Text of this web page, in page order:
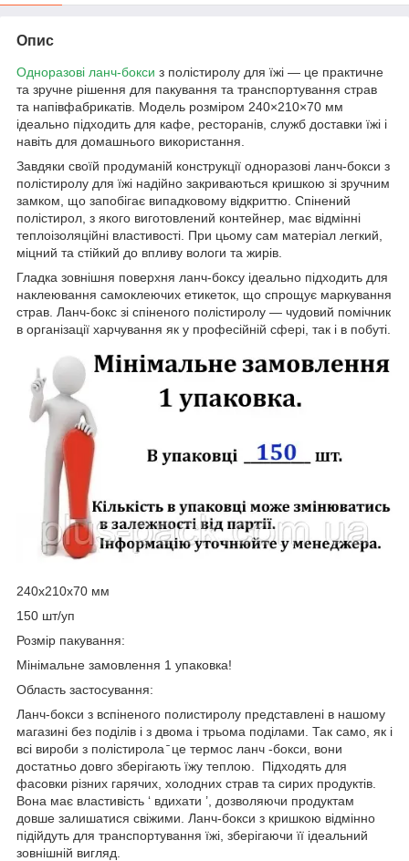
Опис
Одноразові ланч-бокси з полістиролу для їжі — це практичне
та зручне рішення для пакування та транспортування страв
та напівфабрикатів. Модель розміром 240×210×70 мм
ідеально підходить для кафе, ресторанів, служб доставки їжі і
навіть для домашнього використання.
Завдяки своїй продуманій конструкції одноразові ланч-бокси з
полістиролу для їжі надійно закриваються кришкою зі зручним
замком, що запобігає випадковому відкриттю. Спінений
полістирол, з якого виготовлений контейнер, має відмінні
теплоізоляційні властивості. При цьому сам матеріал легкий,
міцний та стійкий до впливу вологи та жирів.
Гладка зовнішня поверхня ланч-боксу ідеально підходить для
наклеювання самоклеючих етикеток, що спрощує маркування
страв. Ланч-бокс зі спіненого полістиролу — чудовий помічник
в організації харчування як у професійній сфері, так і в побуті.
240x210x70 мм
150 шт/уп
Розмір пакування:
Мінімальне замовлення 1 упаковка!
Область застосування:
Ланч-бокси з вспіненого полистиролу представлені в нашому
магазині без поділів і з двома і трьома поділами. Так само, як і
всі вироби з полістирола ̄ це термос ланч -бокси, вони
достатньо довго зберігають їжу теплою. Підходять для
фасовки різних гарячих, холодних страв та сирих продуктів.
Вона має властивість ‘ вдихати ’, дозволяючи продуктам
довше залишатися свіжими. Ланч-бокси з кришкою відмінно
підійдуть для транспортування їжі, зберігаючи її ідеальний
зовнішній вигляд.